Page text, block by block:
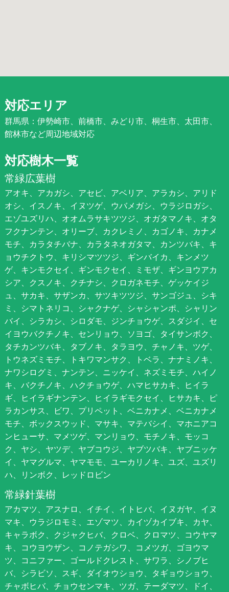
対応エリア
群馬県：伊勢崎市、前橋市、みどり市、桐生市、太田市、
館林市など周辺地域対応
対応樹木一覧
常緑広葉樹
アオキ、アカガシ、アセビ、アベリア、アラカシ、アリド
オシ、イスノキ、イヌツゲ、ウバメガシ、ウラジロガシ、
エゾユズリハ、オオムラサキツツジ、オガタマノキ、オタ
フクナンテン、オリーブ、カクレミノ、カゴノキ、カナメ
モチ、カラタチバナ、カラタネオガタマ、カンツバキ、キ
ョウチクトウ、キリシマツツジ、ギンバイカ、キンメツ
ゲ、キンモクセイ、ギンモクセイ、ミモザ、ギンヨウアカ
シア、クスノキ、クチナシ、クロガネモチ、ゲッケイジ
ュ、サカキ、サザンカ、サツキツツジ、サンゴジュ、シキ
ミ、シマトネリコ、シャクナゲ、シャシャンポ、シャリン
バイ、シラカシ、シロダモ、ジンチョウゲ、スダジイ、セ
イヨウバクチノキ、センリョウ、ソヨゴ、タイサンボク、
タチカンツバキ、タブノキ、タラヨウ、チャノキ、ツゲ、
トウネズミモチ、トキワマンサク、トベラ、ナナミノキ、
ナワシログミ、ナンテン、ニッケイ、ネズミモチ、ハイノ
キ、バクチノキ、ハクチョウゲ、ハマヒサカキ、ヒイラ
ギ、ヒイラギナンテン、ヒイラギモクセイ、ヒサカキ、ピ
ラカンサス、ビワ、プリペット、ベニカナメ、ベニカナメ
モチ、ボックスウッド、マサキ、マテバシイ、マホニアコ
ンヒューサ、マメツゲ、マンリョウ、モチノキ、モッコ
ク、ヤシ、ヤツデ、ヤブコウジ、ヤブツバキ、ヤブニッケ
イ、ヤマグルマ、ヤマモモ、ユーカリノキ、ユズ、ユズリ
ハ、リンボク、レッドロビン
常緑針葉樹
アカマツ、アスナロ、イチイ、イトヒバ、イヌガヤ、イヌ
マキ、ウラジロモミ、エゾマツ、カイヅカイブキ、カヤ、
キャラボク、クジャクヒバ、クロベ、クロマツ、コウヤマ
キ、コウヨウザン、コノテガシワ、コメツガ、ゴヨウマ
ツ、コニファー、ゴールドクレスト、サワラ、シノブヒ
バ、シラビソ、スギ、ダイオウショウ、タギョウショウ、
チャボヒバ、チョウセンマキ、ツガ、テーダマツ、ドイ、